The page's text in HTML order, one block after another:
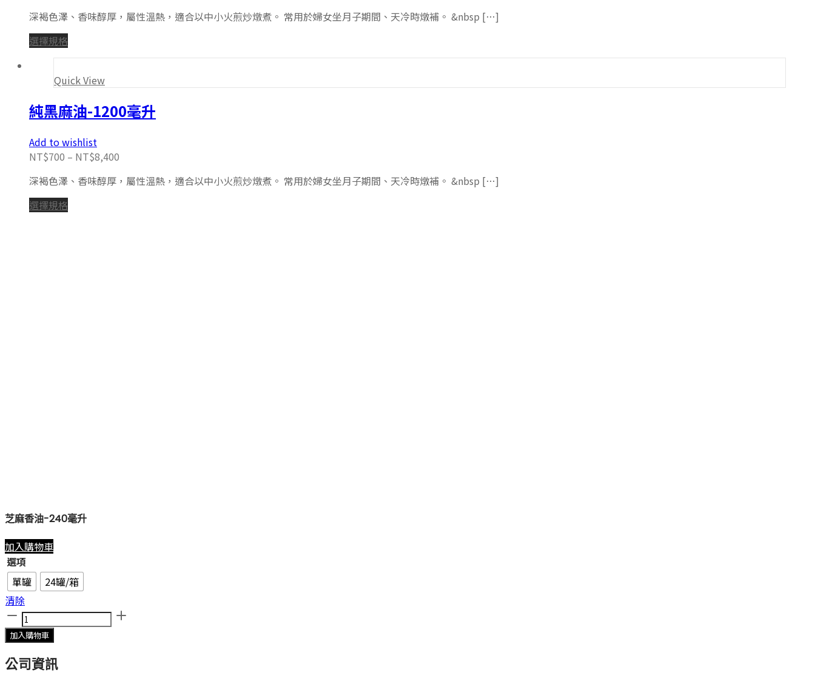
深褐色澤、香味醇厚，屬性溫熱，適合以中小火煎炒燉煮。 常用於婦女坐月子期間、天冷時燉補。 &nbsp […]
選擇規格
Quick View
純黑麻油-1200毫升
Add to wishlist
NT$700 – NT$8,400
深褐色澤、香味醇厚，屬性溫熱，適合以中小火煎炒燉煮。 常用於婦女坐月子期間、天冷時燉補。 &nbsp […]
選擇規格
芝麻香油-240毫升
加入購物車
選項
單罐
24罐/箱
清除
芝
麻
香
油-240
毫
加入購物車
公司資訊